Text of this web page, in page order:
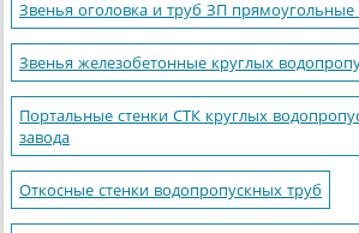
Звенья оголовка и труб ЗП
Звенья железобетонные круглых
Портальные стенки СТК круглых
завода
Откосные стенки водопропускных труб